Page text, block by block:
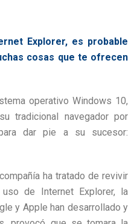
Explorer, es probable
cosas que te ofrecen
operativo Windows 10,
tradicional navegador por
dar pie a su sucesor:
ha tratado de revivir
de Internet Explorer, la
y Apple han desarrollado y